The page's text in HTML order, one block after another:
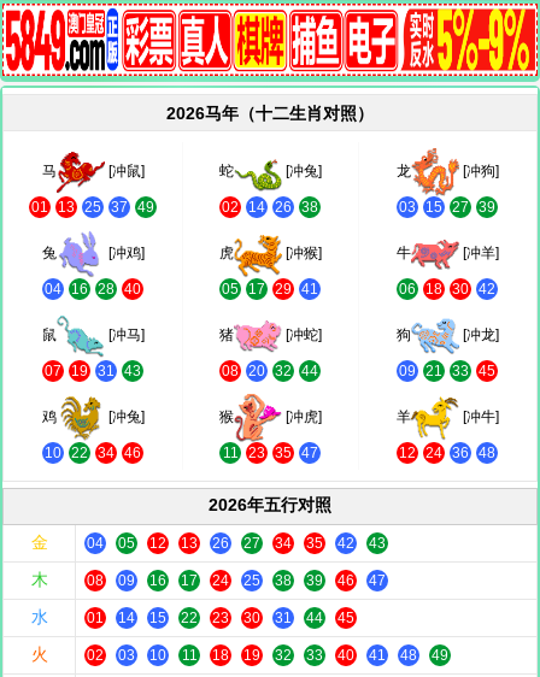
2026马年（十二生肖对照）
马 [冲鼠]
01 13 25 37 49
蛇 [冲兔]
02 14 26 38
龙 [冲狗]
03 15 27 39
兔 [冲鸡]
04 16 28 40
虎 [冲猴]
05 17 29 41
牛 [冲羊]
06 18 30 42
鼠 [冲马]
07 19 31 43
猪 [冲蛇]
08 20 32 44
狗 [冲龙]
09 21 33 45
鸡 [冲兔]
10 22 34 46
猴 [冲虎]
11 23 35 47
羊 [冲牛]
12 24 36 48
2026年五行对照
金
04 05 12 13 26 27 34 35 42 43
木 08 09 16 17 24 25 38 39 46 47
水 01 14 15 22 23 30 31 44 45
火 02 03 10 11 18 19 32 33 40 41 48 49